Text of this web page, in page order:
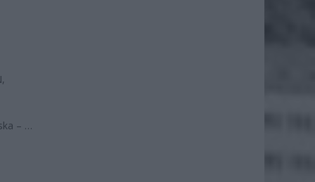
– …